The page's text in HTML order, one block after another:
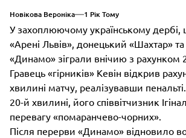
Новікова Вероніка 1 Рік Тому
У захоплюючому українському дербі,
«Арені Львів», донецький «Шахтар» та
«Динамо» зіграли внічию з рахунком
Гравець «гірників» Кевін відкрив
хвилині матчу, реалізувавши
20-й хвилині, його співвітчизник
перевагу «помаранчево-чорних».
Після перерви «Динамо» відновило